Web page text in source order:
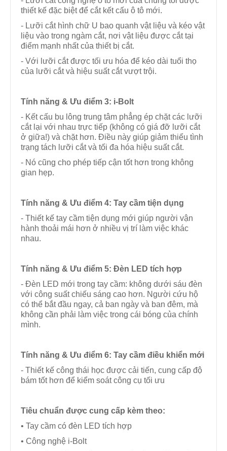
thiết kế đặc biệt để cắt kết cấu ô tô mới.
- Lưỡi cắt hình chữ U bao quanh vật liệu và kéo vật
liệu vào trong ngàm cắt, nơi vật liệu được cắt tại
điểm mạnh nhất của thiết bị cắt.
- Với lưỡi cắt được tối ưu hóa để kéo dài tuổi thọ
của lưỡi cắt và hiệu suất cắt vượt trội.
Tính năng & Ưu điểm 3: i-Bolt
- Kết cấu bu lông trung tâm phẳng ép chặt các lưỡi
cắt lại với nhau trực tiếp (không có giá đỡ lưỡi cắt
ở giữa!) và chặt hơn. Điều này giúp giảm thiểu tình
trạng tách lưỡi cắt và tối đa hóa hiệu suất cắt.
- Nó cũng cho phép tiếp cận tốt hơn trong không
gian hẹp.
Tính năng & Ưu điểm 4: Tay cầm tiện dụng
- Thiết kế tay cầm tiện dụng mới giúp người vận
hành thoải mái hơn ở nhiều vị trí làm việc khác
nhau.
Tính năng & Ưu điểm 5: Đèn LED tích hợp
- Đèn LED mới trong tay cầm: không dưới sáu đèn
với công suất chiếu sáng cao hơn. Người cứu hộ
có thể bắt đầu ngay, cả ban ngày và ban đêm, mà
không cần phải làm việc trong cái bóng của chính
mình.
Tính năng & Ưu điểm 6: Tay cầm điều khiển mới
- Thiết kế công thái học được cải tiến, cung cấp độ
bám tốt hơn để kiểm soát công cụ tối ưu
Tiêu chuẩn được cung cấp kèm theo:
• Tay cầm có đèn LED tích hợp
• Công nghệ i-Bolt